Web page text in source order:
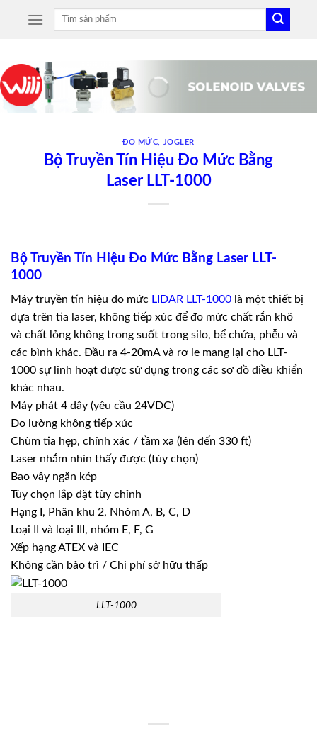
Tìm
ĐO MỨC JOGLER
Bộ Truyền Tín Hiệu Đo Mức Bằng
Laser LLT-1000
Bộ Truyền Tín Hiệu Đo Mức Bằng Laser LLT-
1000
Máy truyền tín hiệu đo mức LIDAR LLT-1000 là một thiết bị
dựa trên tia laser, không tiếp xúc để đo mức chất rắn khô
và chất lỏng không trong suốt trong silo, bể chứa, phễu và
các bình khác. Đầu ra 4-20mA và rơ le mang lại cho LLT-
1000 sự linh hoạt được sử dụng trong các sơ đồ điều khiển
khác nhau.
Máy phát 4 dây (yêu cầu 24VDC)
Đo lường không tiếp xúc
Chùm tia hẹp, chính xác / tầm xa (lên đến 330 ft)
Laser nhắm nhìn thấy được (tùy chọn)
Bao vây ngăn kép
Tùy chọn lắp đặt tùy chỉnh
Hạng I, Phân khu 2, Nhóm A, B, C, D
Loại II và loại III, nhóm E, F, G
Xếp hạng ATEX và IEC
Không cần bảo trì / Chi phí sở hữu thấp
LLT-1000